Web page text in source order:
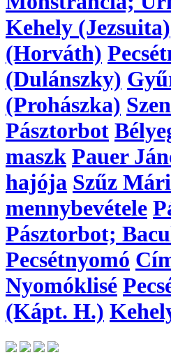
Kehely (Jezsuita)
(Horváth)
(Dulánszky)
(Prohászka)
Pásztorbot
maszk Pauer
hajója Szűz
mennybevétele
Pásztorbot;
Pecsétnyomó
Nyomóklisé
(Kápt. H.)